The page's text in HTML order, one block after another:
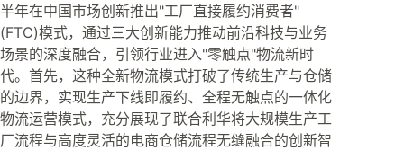
半年在中国市场创新推出"工厂直接履约消费者"
(FTC)模式，通过三大创新能力推动前沿科技与业务
场景的深度融合，引领行业进入"零触点"物流新时
代。首先，这种全新物流模式打破了传统生产与仓储
的边界，实现生产下线即履约、全程无触点的一体化
物流运营模式，充分展现了联合利华将大规模生产工
厂流程与高度灵活的电商仓储流程无缝融合的创新智